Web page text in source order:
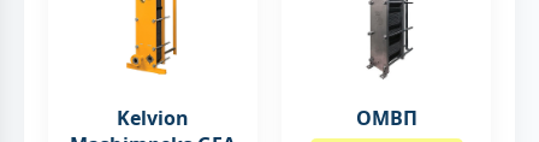
Kelvion
ОМВП